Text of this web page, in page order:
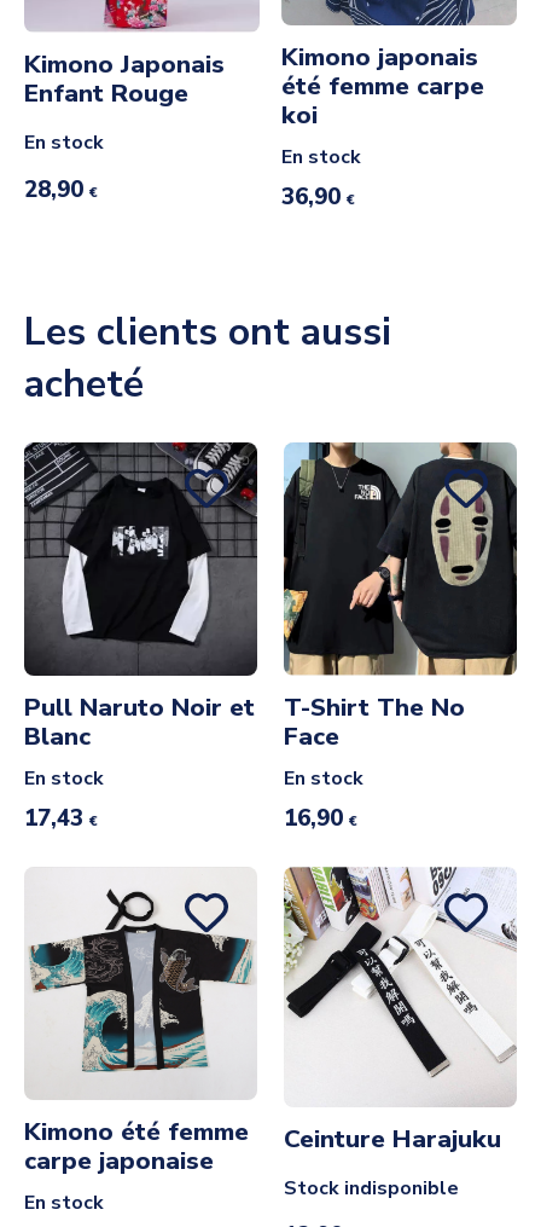
Kimono Japonais
Enfant Rouge
En stock
28,90 €
Kimono japonais
été femme carpe
koi
En stock
36,90 €
Les clients ont aussi
acheté
Pull Naruto Noir et
Blanc
En stock
17,43 €
T-Shirt The No
Face
En stock
16,90 €
Kimono été femme
carpe japonaise
En stock
Ceinture Harajuku
Stock indisponible